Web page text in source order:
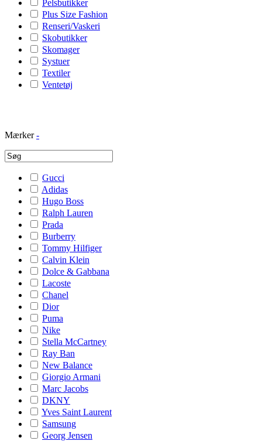
Pelsbutikker
Plus Size Fashion
Renseri/Vaskeri
Skobutikker
Skomager
Systuer
Textiler
Ventetøj
Mærker -
Gucci
Adidas
Hugo Boss
Ralph Lauren
Prada
Burberry
Tommy Hilfiger
Calvin Klein
Dolce & Gabbana
Lacoste
Chanel
Dior
Puma
Nike
Stella McCartney
Ray Ban
New Balance
Giorgio Armani
Marc Jacobs
DKNY
Yves Saint Laurent
Samsung
Georg Jensen